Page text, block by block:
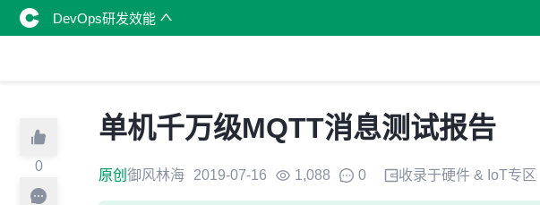
DevOps研发效能
0
单机千万级MQTT消息测试报告
原创 御风林海 2019-07-16 1,088 0 收录于硬件 & IoT专区